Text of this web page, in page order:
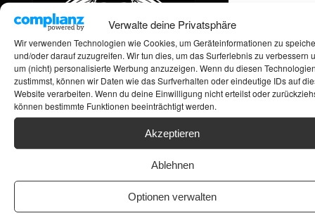
Verwalte deine Privatsphäre
Wir verwenden Technologien wie Cookies, um Geräteinformationen zu
und/oder darauf zuzugreifen. Wir tun dies, um das Surferlebnis zu verbessern
um (nicht) personalisierte Werbung anzuzeigen. Wenn du diesen
zustimmst, können wir Daten wie das Surfverhalten oder eindeutige IDs auf
Website verarbeiten. Wenn du deine Einwilligung nicht erteilst oder
können bestimmte Funktionen beeinträchtigt werden.
Akzeptieren
Ablehnen
Optionen verwalten
META